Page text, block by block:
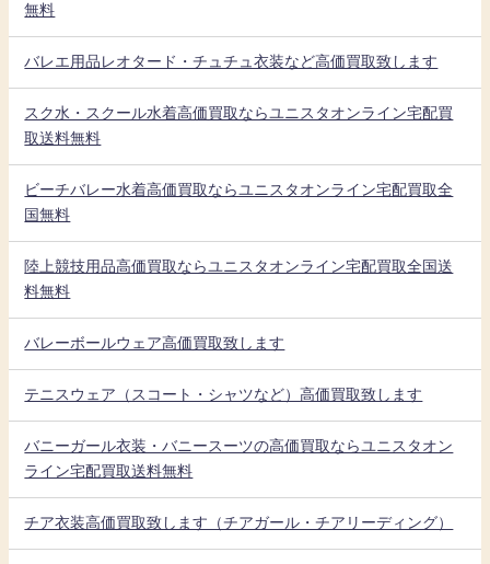
無料
バレエ用品レオタード・チュチュ衣装など高価買取致します
スク水・スクール水着高価買取ならユニスタオンライン宅配買
取送料無料
ビーチバレー水着高価買取ならユニスタオンライン宅配買取全
国無料
陸上競技用品高価買取ならユニスタオンライン宅配買取全国送
料無料
バレーボールウェア高価買取致します
テニスウェア（スコート・シャツなど）高価買取致します
バニーガール衣装・バニースーツの高価買取ならユニスタオン
ライン宅配買取送料無料
チア衣装高価買取致します（チアガール・チアリーディング）